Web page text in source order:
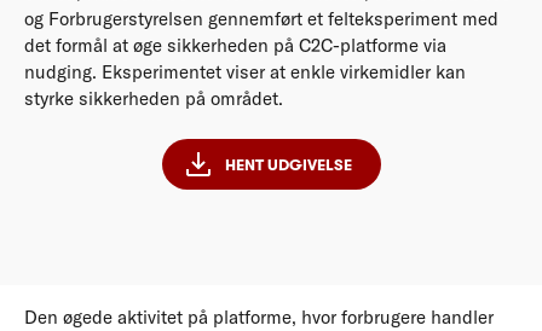
og Forbrugerstyrelsen gennemført et felteksperiment med
det formål at øge sikkerheden på C2C-platforme via
nudging. Eksperimentet viser at enkle virkemidler kan
styrke sikkerheden på området.
HENT UDGIVELSE
Den øgede aktivitet på platforme, hvor forbrugere handler